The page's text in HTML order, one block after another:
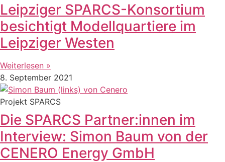
Leipziger SPARCS-Konsortium
besichtigt Modellquartiere im
Leipziger Westen
Weiterlesen »
8. September 2021
Projekt SPARCS
Die SPARCS Partner:innen im
Interview: Simon Baum von der
CENERO Energy GmbH